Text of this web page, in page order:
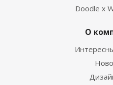
Doodle x
О